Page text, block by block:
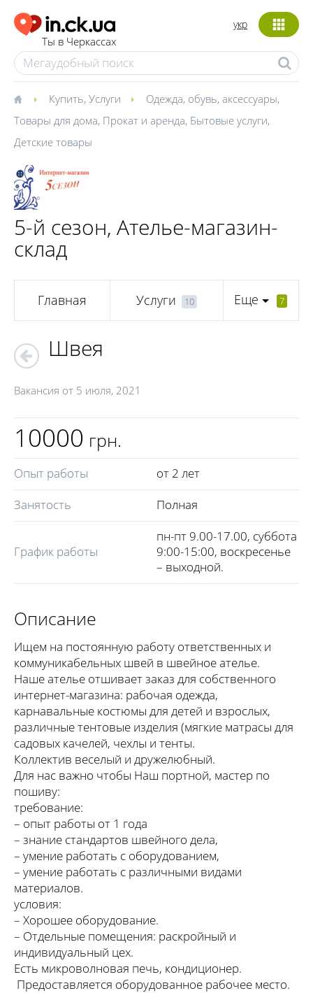
Ты в Черкассах
укр
Купить, Услуги Одежда, обувь, аксессуары,
Товары для дома, Прокат и аренда, Бытовые услуги,
Детские товары
5-й сезон, Ателье-магазин-
склад
Главная Услуги 10 Еще 7
Швея
Вакансия от 5 июля, 2021
10000 грн.
Опыт работы
от 2 лет
Занятость
Полная
График работы
пн-пт 9.00-17.00, суббота
9:00-15:00, воскресенье
– выходной.
Описание
Ищем на постоянную работу ответственных и
коммуникабельных швей в швейное ателье.
Наше ателье отшивает заказ для собственного
интернет-магазина: рабочая одежда,
карнавальные костюмы для детей и взрослых,
различные тентовые изделия (мягкие матрасы для
садовых качелей, чехлы и тенты.
Коллектив веселый и дружелюбный.
Для нас важно чтобы Наш портной, мастер по
пошиву:
требование:
– опыт работы от 1 года
– знание стандартов швейного дела,
– умение работать с оборудованием,
– умение работать с различными видами
материалов.
условия:
– Хорошее оборудование.
– Отдельные помещения: раскройный и
индивидуальный цех.
Есть микроволновая печь, кондиционер.
Предоставляется оборудованное рабочее место.